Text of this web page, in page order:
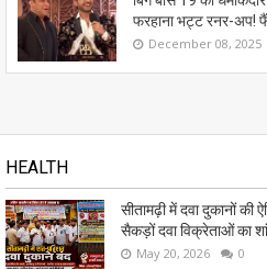
फरहाना भट्ट रनर-अप!
December 08, 2025
HEALTH
सीतामढ़ी में दवा दुकानों
सैकड़ों दवा विक्रेताओं का
May 20, 2026 0